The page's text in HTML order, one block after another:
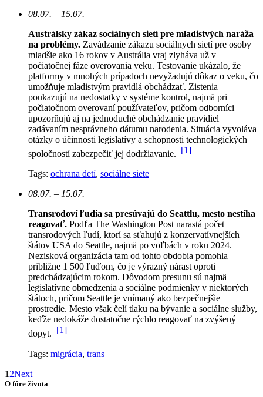
08.07. – 15.07.
Austrálsky zákaz sociálnych sietí pre mladistvých naráža
na problémy. Zavádzanie zákazu sociálnych sietí pre osoby
mladšie ako 16 rokov v Austrália vraj zlyháva už v
počiatočnej fáze overovania veku. Testovanie ukázalo, že
platformy v mnohých prípadoch nevyžadujú dôkaz o veku, čo
umožňuje mladistvým pravidlá obchádzať. Zistenia
poukazujú na nedostatky v systéme kontrol, najmä pri
počiatočnom overovaní používateľov, pričom odborníci
upozorňujú aj na jednoduché obchádzanie pravidiel
zadávaním nesprávneho dátumu narodenia. Situácia vyvoláva
otázky o účinnosti legislatívy a schopnosti technologických
spoločností zabezpečiť jej dodržiavanie. [1]
Tags: ochrana detí, sociálne siete
08.07. – 15.07.
Transrodoví ľudia sa presúvajú do Seattlu, mesto nestíha
reagovať. Podľa The Washington Post narastá počet
transrodových ľudí, ktorí sa sťahujú z konzervatívnejších
štátov USA do Seattle, najmä po voľbách v roku 2024.
Nezisková organizácia tam od tohto obdobia pomohla
približne 1 500 ľuďom, čo je výrazný nárast oproti
predchádzajúcim rokom. Dôvodom presunu sú najmä
legislatívne obmedzenia a sociálne podmienky v niektorých
štátoch, pričom Seattle je vnímaný ako bezpečnejšie
prostredie. Mesto však čelí tlaku na bývanie a sociálne služby,
keďže nedokáže dostatočne rýchlo reagovať na zvýšený
dopyt. [1]
Tags: migrácia, trans
1 2Next
O fóre života